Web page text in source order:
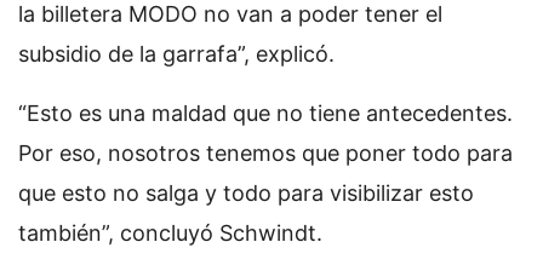
la billetera MODO no van a poder tener el
subsidio de la garrafa”, explicó.
“Esto es una maldad que no tiene antecedentes.
Por eso, nosotros tenemos que poner todo para
que esto no salga y todo para visibilizar esto
también”, concluyó Schwindt.